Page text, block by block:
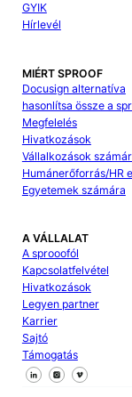
GYIK
Hírlevél
MIÉRT SPROOF
Docusign alternatíva
hasonlítsa össze a
Megfelelés
Hivatkozások
Vállalkozások
Humánerőforrás/HR
Egyetemek számára
A VÁLLALAT
A sprooofól
Kapcsolatfelvétel
Hivatkozások
Legyen partner
Karrier
Sajtó
Támogatás
Kövessen minket
Kövessen